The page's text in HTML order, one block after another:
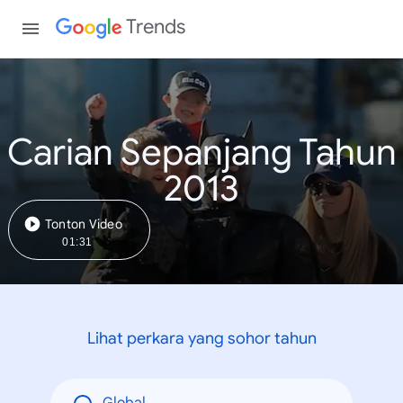
Trends
Carian Sepanjang Tahun
2013
Tonton Video
01:31
Lihat perkara yang sohor tahun